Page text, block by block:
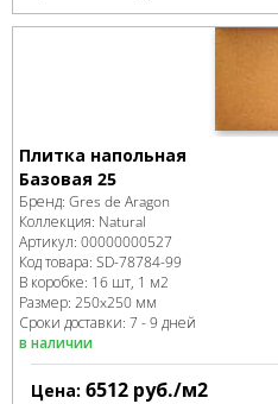
Плитка напольная
Базовая 25
Бренд: Gres de Aragon
Коллекция: Natural
Артикул: 00000000527
Код товара: SD-78784-99
В коробке: 16 шт, 1 м2
Размер: 250x250 мм
Сроки доставки: 7 - 9 дней
в наличии
Цена: 6512 руб./м2